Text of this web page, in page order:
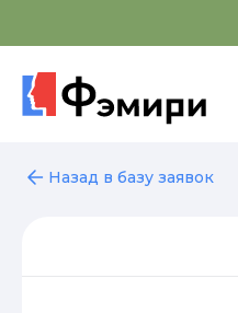
Назад в базу заявок